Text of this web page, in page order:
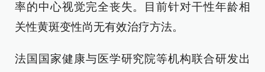
率的中心视觉完全丧失。目前针对干性年龄相
关性黄斑变性尚无有效治疗方法。
法国国家健康与医学研究院等机构联合研发出